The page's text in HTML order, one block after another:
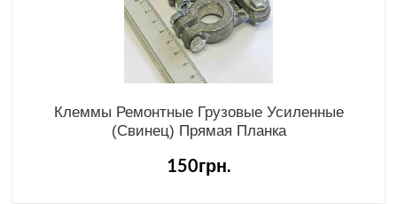
Клеммы Ремонтные Грузовые Усиленные
(свинец) Прямая Планка
150грн.